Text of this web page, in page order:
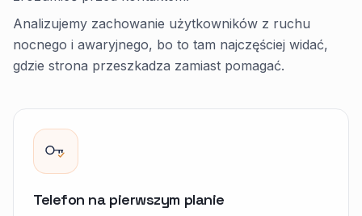
Analizujemy zachowanie użytkowników z ruchu
nocnego i awaryjnego, bo to tam najczęściej widać,
gdzie strona przeszkadza zamiast pomagać.
Telefon na pierwszym planie